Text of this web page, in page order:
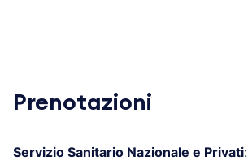
Prenotazioni
Servizio Sanitario Nazionale e Privati: